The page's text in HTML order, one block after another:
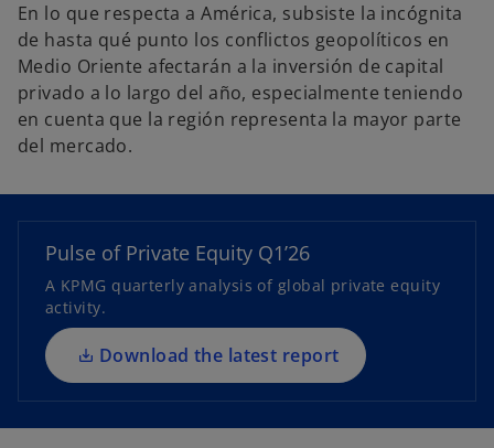
En lo que respecta a América, subsiste la incógnita
de hasta qué punto los conflictos geopolíticos en
Medio Oriente afectarán a la inversión de capital
privado a lo largo del año, especialmente teniendo
en cuenta que la región representa la mayor parte
del mercado.
Pulse of Private Equity Q1’26
A KPMG quarterly analysis of global private equity
activity.
Download the latest report
p
e
n
n
a
n
e
w